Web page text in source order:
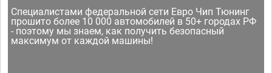
Специалистами федеральной сети Евро Чип Тюнинг
прошито более 10 000 автомобилей в 50+ городах РФ
- поэтому мы знаем, как получить безопасный
максимум от каждой машины!